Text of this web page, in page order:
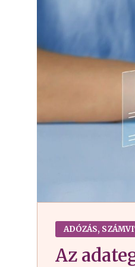
ADÓZÁS,
Az